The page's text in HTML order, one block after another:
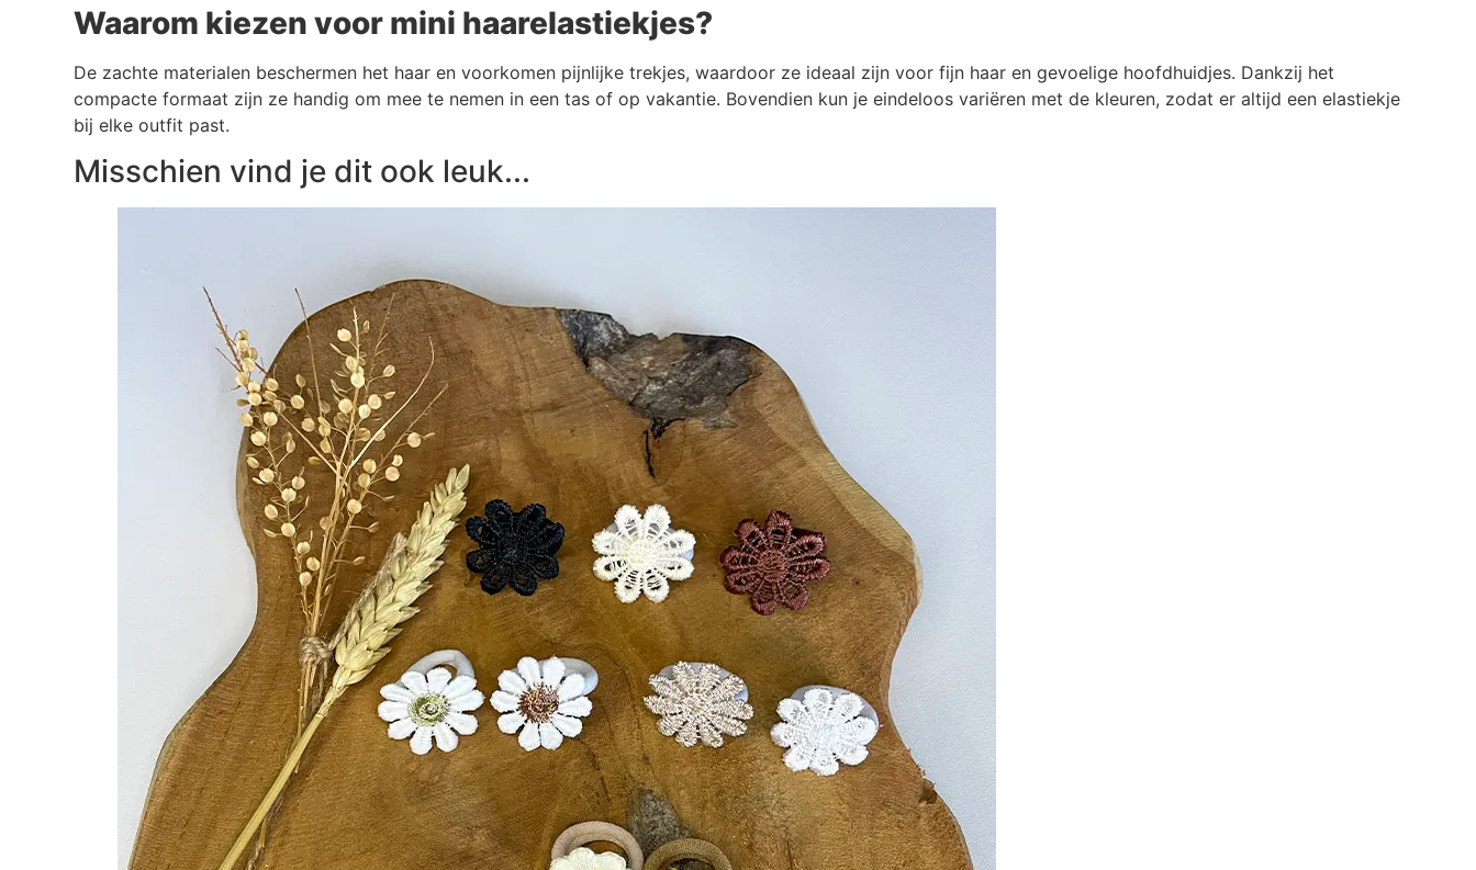
Waarom kiezen voor mini haarelastiekjes?
De zachte materialen beschermen het haar en voorkomen pijnlijke trekjes, waardoor ze ideaal zijn voor fijn haar en gevoelige hoofdhuidjes. Dankzij het
compacte formaat zijn ze handig om mee te nemen in een tas of op vakantie. Bovendien kun je eindeloos variëren met de kleuren, zodat er altijd een elastiekje
bij elke outfit past.
Misschien vind je dit ook leuk...